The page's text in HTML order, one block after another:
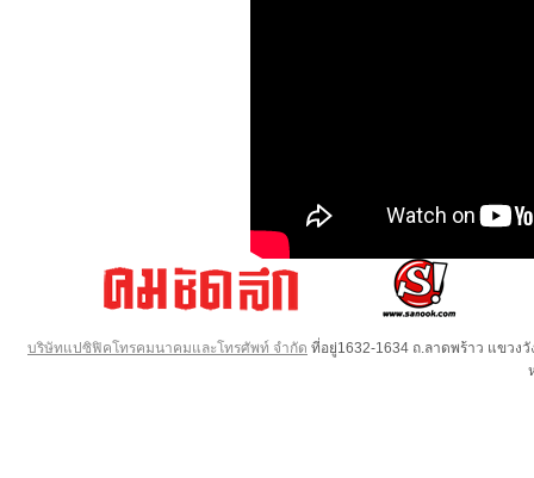
บริษัทแปซิฟิคโทรคมนาคมและโทรศัพท์ จำกัด ที่อยู่1632-1634 ถ.ลาดพร้าว แขวง